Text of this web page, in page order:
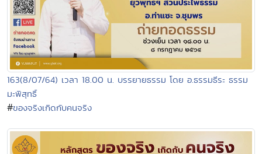
163(8/07/64) เวลา 18.00 น. บรรยายธรรม โดย อ.ธรรมธีระ ธรรม
มะพิสุทธิ์
#ของจริงเกิดกับคนจริง